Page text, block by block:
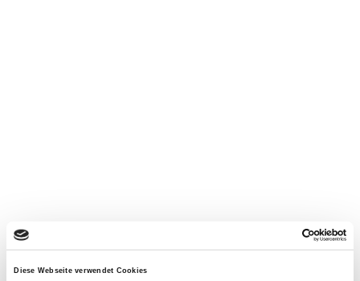
Diese Webseite verwendet Cookies